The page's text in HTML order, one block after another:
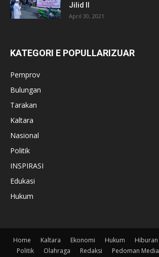
Jilid II
April 30, 2021
KATEGORI E POPULLARIZUAR
Pemprov
Bulungan
Tarakan
Kaltara
Nasional
Politik
INSPIRASI
Edukasi
Hukum
Home Kaltara Ekonomi Hukum Hiburan
Politik
Olahraga Redaksi Pedoman Media